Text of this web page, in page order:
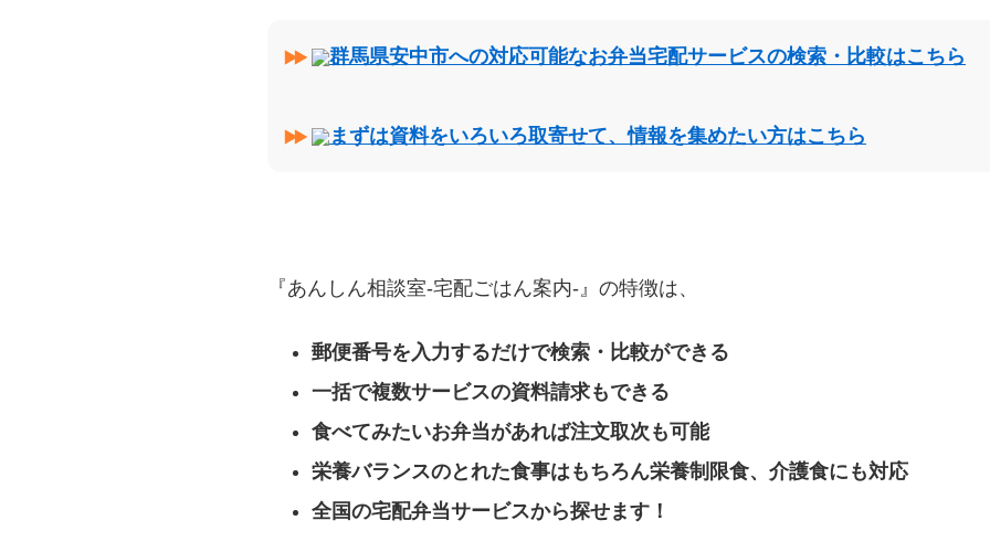
群馬県安中市への対応可能なお弁当宅配サービスの検索・比較はこちら
まずは資料をいろいろ取寄せて、情報を集めたい方はこちら
『あんしん相談室‐宅配ごはん案内‐』の特徴は、
郵便番号を入力するだけで検索・比較ができる
一括で複数サービスの資料請求もできる
食べてみたいお弁当があれば注文取次も可能
栄養バランスのとれた食事はもちろん栄養制限食、介護食にも対応
全国の宅配弁当サービスから探せます！